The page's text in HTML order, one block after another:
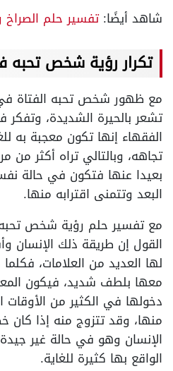
شاهد أيضًا:تفسير حلم
تكرار رؤية شخص تحبه
مع ظهور شخص تحبه الفتاة
تشعر بالحيرة الشديدة،
الفقهاء إنها تكون معجبة به
تجاهه، وبالتالي تراه أكثر من
بعيدا عنها فتكون في حالة
البعد وتتمنى اقترابه منها.
مع تفسير حلم رؤية شخص تحبه
القول إن طريقة ذلك الإنسان
لها العديد من العلامات،
معها بلطف شديد، فيكون
دخولها في الكثير من الأوقات
منها، وقد تتزوج منه إذا كان
الإنسان وهو في حالة غير
الواقع بها كثيرة للغاية.